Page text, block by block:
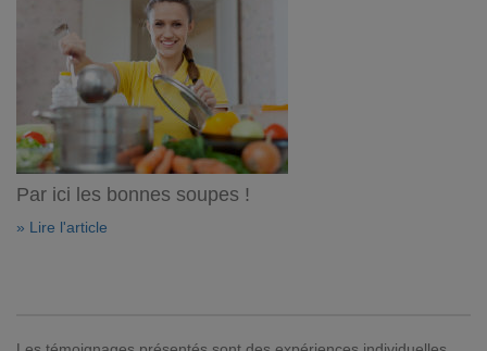
Par ici les bonnes soupes !
» Lire l'article